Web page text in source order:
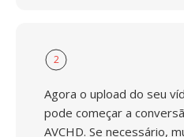
2
Agora o upload do seu
pode começar a
AVCHD. Se necessário,